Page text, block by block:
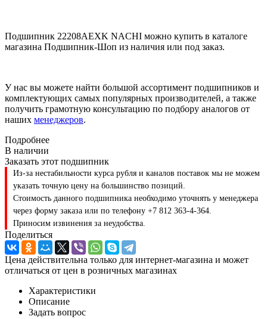
Подшипник 22208AEXK NACHI можно купить в каталоге
магазина Подшипник-Шоп из наличия или под заказ.
У нас вы можете найти большой ассортимент подшипников и
комплектующих самых популярных производителей, а также
получить грамотную консультацию по подбору аналогов от
наших менеджеров.
Подробнее
В наличии
Заказать этот подшипник
Из-за нестабильности курса рубля и каналов поставок мы не можем
указать точную цену на большинство позиций.
Стоимость данного подшипника необходимо уточнять у менеджера
через форму заказа или по телефону +7 812 363-4-364.
Приносим извинения за неудобства.
Поделиться
Цена действительна только для интернет-магазина и может
отличаться от цен в розничных магазинах
Характеристики
Описание
Задать вопрос